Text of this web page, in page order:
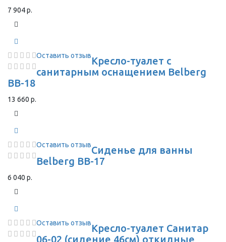
7 904 р.
Оставить отзывКресло-туалет с
санитарным оснащением Belberg
BB-18
13 660 р.
Оставить отзывСиденье для ванны
Belberg BB-17
6 040 р.
Оставить отзывКресло-туалет Санитар
06-02 (сидение 46см) откидные